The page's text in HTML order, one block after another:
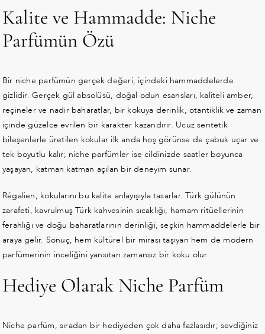
Kalite ve Hammadde: Niche
Parfümün Özü
Bir niche parfümün gerçek değeri, içindeki hammaddelerde
gizlidir. Gerçek gül absolüsü, doğal odun esansları, kaliteli amber,
reçineler ve nadir baharatlar, bir kokuya derinlik, otantiklik ve zaman
içinde güzelce evrilen bir karakter kazandırır. Ucuz sentetik
bileşenlerle üretilen kokular ilk anda hoş görünse de çabuk uçar ve
tek boyutlu kalır; niche parfümler ise cildinizde saatler boyunca
yaşayan, katman katman açılan bir deneyim sunar.
Régalien, kokularını bu kalite anlayışıyla tasarlar. Türk gülünün
zarafeti, kavrulmuş Türk kahvesinin sıcaklığı, hamam ritüellerinin
ferahlığı ve doğu baharatlarının derinliği, seçkin hammaddelerle bir
araya gelir. Sonuç, hem kültürel bir mirası taşıyan hem de modern
parfümerinin inceliğini yansıtan zamansız bir koku olur.
Hediye Olarak Niche Parfüm
Niche parfüm, sıradan bir hediyeden çok daha fazlasıdır; sevdiğiniz